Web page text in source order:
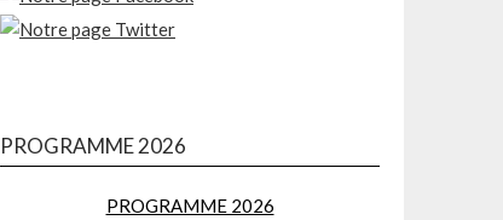
PROGRAMME 2026
PROGRAMME 2026